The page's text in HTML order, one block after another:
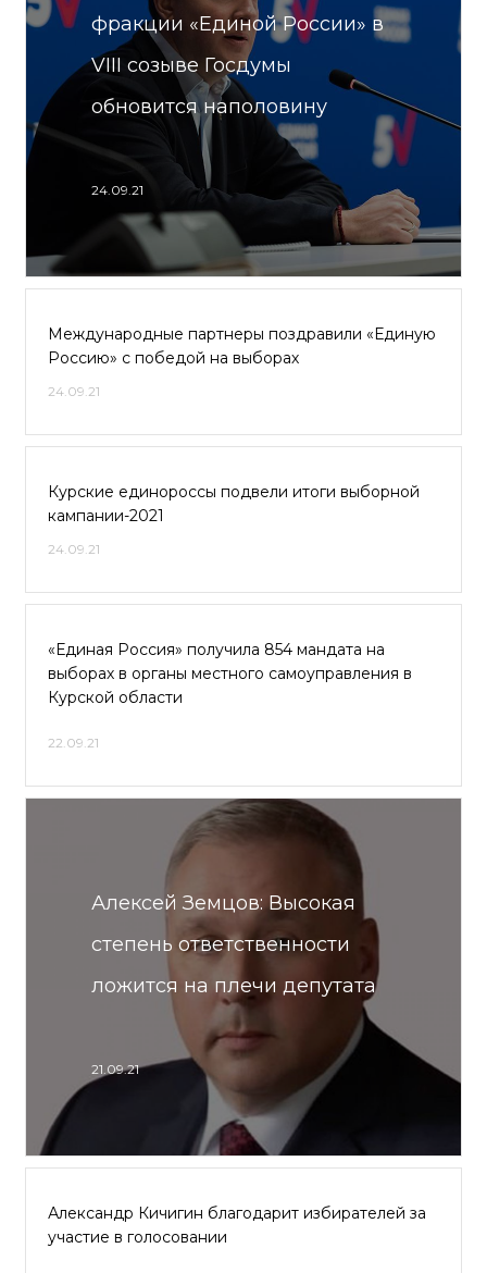
фракции «Единой России» в
VIII созыве Госдумы
обновится наполовину
24.09.21
Международные партнеры поздравили «Единую
Россию» с победой на выборах
24.09.21
Курские единороссы подвели итоги выборной
кампании-2021
24.09.21
«Единая Россия» получила 854 мандата на
выборах в органы местного самоуправления в
Курской области
22.09.21
Алексей Земцов: Высокая
степень ответственности
ложится на плечи депутата
21.09.21
Александр Кичигин благодарит избирателей за
участие в голосовании